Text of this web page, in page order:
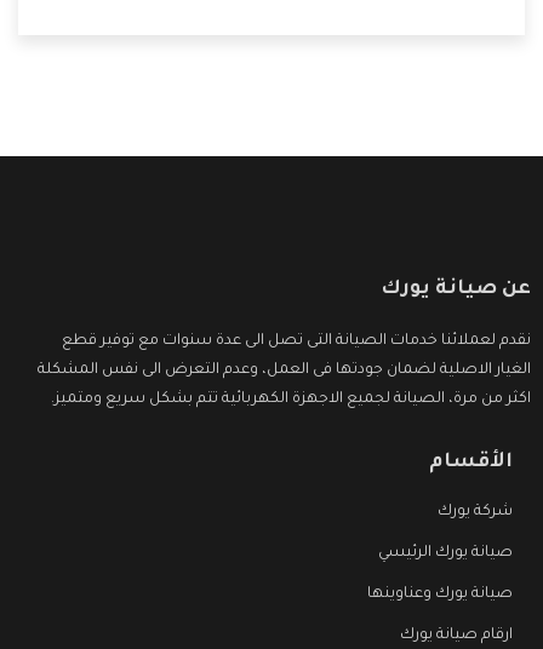
عن صيانة يورك
نقدم لعملائنا خدمات الصيانة التى تصل الى عدة سنوات مع توفير قطع
الغيار الاصلية لضمان جودتها فى العمل، وعدم التعرض الى نفس المشكلة
اكثر من مرة، الصيانة لجميع الاجهزة الكهربائية تتم بشكل سريع ومتميز.
الأقسام
شركة يورك
صيانة يورك الرئيسي
صيانة يورك وعناوينها
ارقام صيانة يورك